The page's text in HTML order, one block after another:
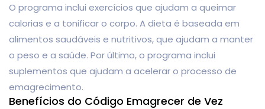
O programa inclui exercícios que ajudam a queimar
calorias e a tonificar o corpo. A dieta é baseada em
alimentos saudáveis e nutritivos, que ajudam a manter
o peso e a saúde. Por último, o programa inclui
suplementos que ajudam a acelerar o processo de
emagrecimento.
Benefícios do Código Emagrecer de Vez